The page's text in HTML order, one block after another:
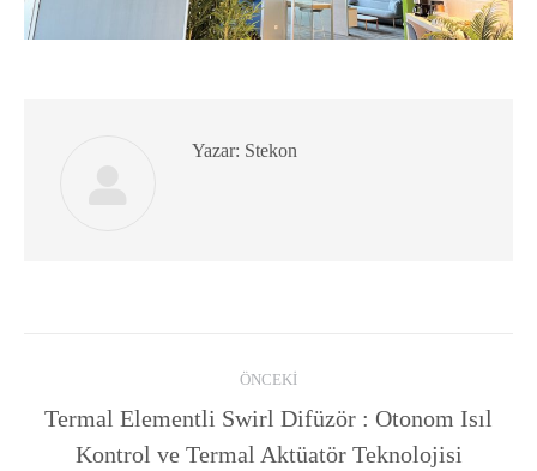
Yazar: Stekon
navigation
ÖNCEKI
Previous
post:
Termal Elementli Swirl Difüzör : Otonom Isıl
Kontrol ve Termal Aktüatör Teknolojisi